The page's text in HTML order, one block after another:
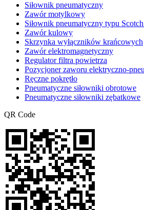
Siłownik pneumatyczny
Zawór motylkowy
Siłownik pneumatyczny typu
Zawór kulowy
Skrzynka wyłączników krańcowych
Zawór elektromagnetyczny
Regulator filtra powietrza
Pozycjoner zaworu elektryczno-
Ręczne pokrętło
Pneumatyczne siłowniki obrotowe
Pneumatyczne siłowniki zębatkowe
QR Code